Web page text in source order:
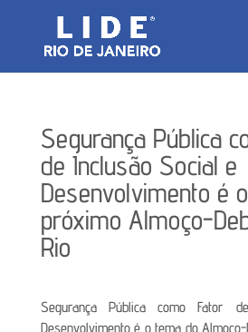
Segurança Pública
de Inclusão Social e
Desenvolvimento é
próximo Almoço-
Rio
Segurança Pública como Fator
Desenvolvimento é o tema do Almoço-